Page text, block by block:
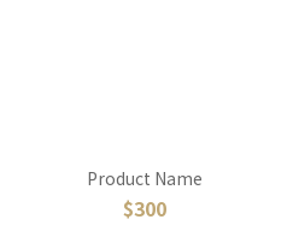
Product Name
$300